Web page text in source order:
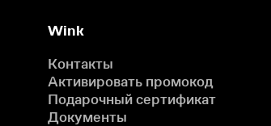
Wink
Контакты
Активировать промокод
Подарочный сертификат
Документы